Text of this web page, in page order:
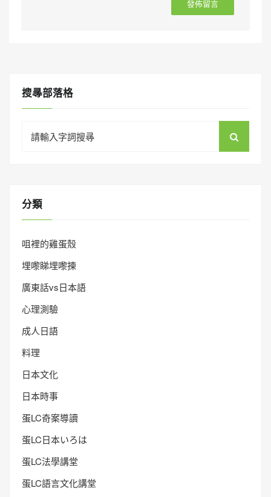
搜㝷部落格
for:
分類
咀裡的雞蛋殼
埋嚟睇埋嚟揀
廣東話vs日本語
心理測驗
成人日語
料理
日本文化
日本時事
蛋LC奇案導讀
蛋LC日本いろは
蛋LC法學講堂
蛋LC語言文化講堂